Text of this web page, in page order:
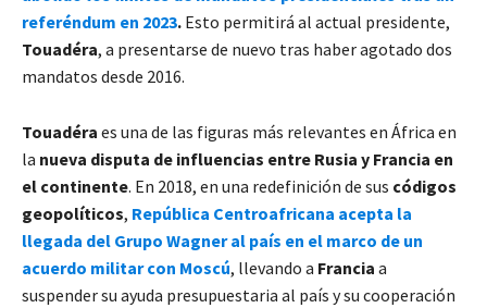
referéndum en 2023. Esto permitirá al actual presidente,
Touadéra, a presentarse de nuevo tras haber agotado dos
mandatos desde 2016.
Touadéra es una de las figuras más relevantes en África en
la nueva disputa de influencias entre Rusia y Francia en
el continente. En 2018, en una redefinición de sus códigos
geopolíticos, República Centroafricana acepta la
llegada del Grupo Wagner al país en el marco de un
acuerdo militar con Moscú, llevando a Francia a
suspender su ayuda presupuestaria al país y su cooperación